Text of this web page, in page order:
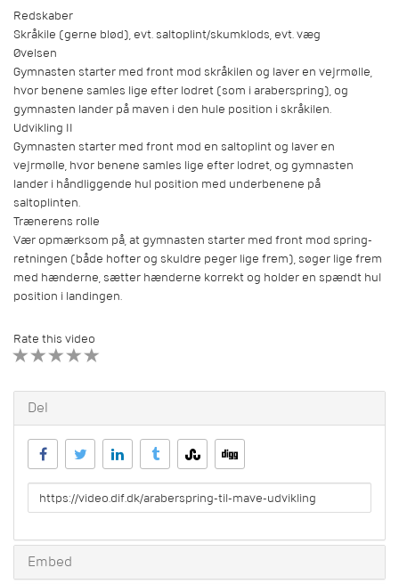
Redskaber
Skråkile (gerne blød), evt. saltoplint/skumklods, evt. væg
Øvelsen
Gymnasten starter med front mod skråkilen og laver en vejrmølle,
hvor benene samles lige efter lodret (som i araberspring), og
gymnasten lander på maven i den hule position i skråkilen.
Udvikling II
Gymnasten starter med front mod en saltoplint og laver en
vejrmølle, hvor benene samles lige efter lodret, og gymnasten
lander i håndliggende hul position med underbenene på
saltoplinten.
Trænerens rolle
Vær opmærksom på, at gymnasten starter med front mod spring-
retningen (både hofter og skuldre peger lige frem), søger lige frem
med hænderne, sætter hænderne korrekt og holder en spændt hul
position i landingen.
Rate this video
Del
URL
to
Embed